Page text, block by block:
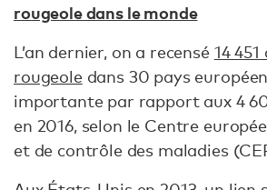
rougeole dans le monde
L’an dernier, on a recensé 14 451
rougeoledans 30 pays
importante par rapport aux 4
en 2016, selon le Centre
et de contrôle des maladies